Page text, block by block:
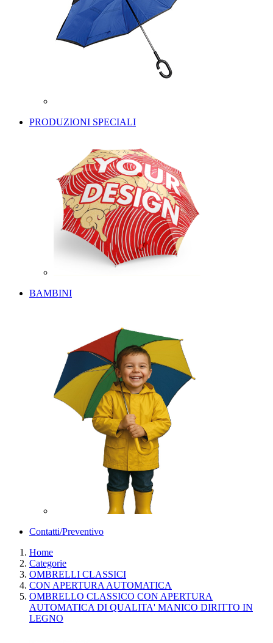
PRODUZIONI SPECIALI
BAMBINI
Contatti/Preventivo
Home
Categorie
OMBRELLI CLASSICI
CON APERTURA AUTOMATICA
OMBRELLO CLASSICO CON APERTURA
AUTOMATICA DI QUALITA' MANICO DIRITTO IN
LEGNO